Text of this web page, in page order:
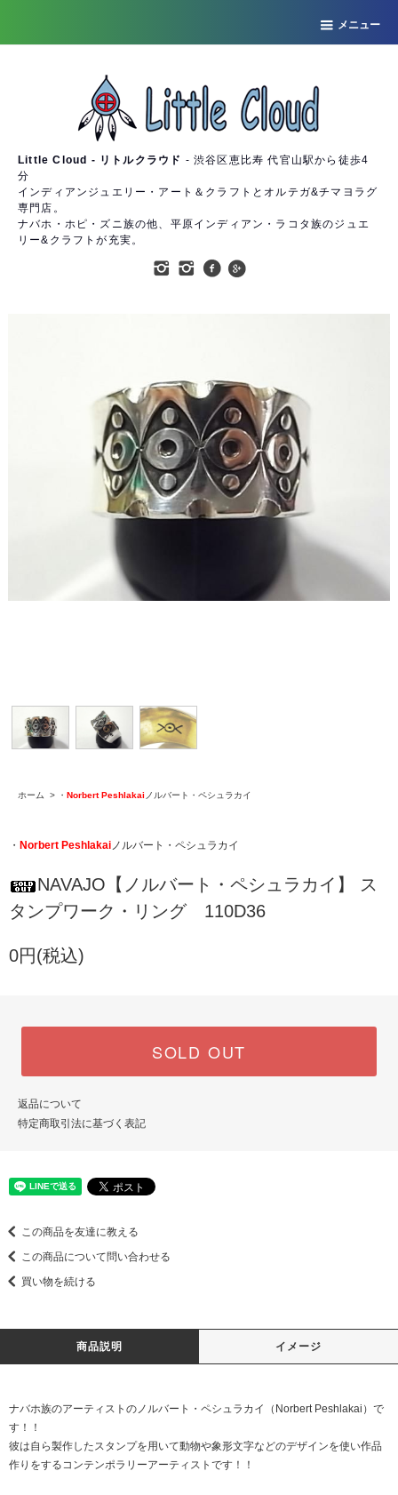
メニュー
Little Cloud - リトルクラウド - 渋谷区恵比寿 代官山駅から徒歩4
分
インディアンジュエリー・アート＆クラフトとオルテガ&チマヨラグ
専門店。
ナバホ・ホピ・ズニ族の他、平原インディアン・ラコタ族のジュエ
リー&クラフトが充実。
ホーム > ・ Norbert Peshlakai ノルバート・ペシュラカイ
・ Norbert Peshlakaiノルバート・ペシュラカイ
NAVAJO【ノルバート・ペシュラカイ】 ス
タンプワーク・リング 110D36
0円(税込)
SOLD OUT
返品について
特定商取引法に基づく表記
この商品を友達に教える
この商品について問い合わせる
買い物を続ける
商品説明 イメージ
ナバホ族のアーティストのノルバート・ペシュラカイ（Norbert Peshlakai）で
す！！
彼は自ら製作したスタンプを用いて動物や象形文字などのデザインを使い作品
作りをするコンテンポラリーアーティストです！！